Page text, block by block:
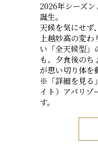
2026年シーズ
誕生。
天候を気にせず
上越妙高の変
い「全天候型」
も、夕食後の
が思い切り体を
※「詳細を見る
イト）アパリゾ
す。